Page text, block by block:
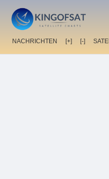
NACHRICHTEN [+] [-]